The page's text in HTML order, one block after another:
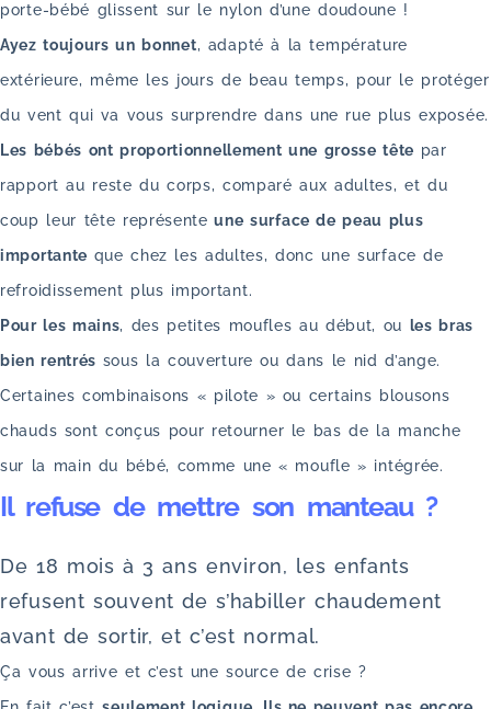
porte-bébé glissent sur le nylon d’une doudoune !
Ayez toujours un bonnet, adapté à la température
extérieure, même les jours de beau temps, pour le protéger
du vent qui va vous surprendre dans une rue plus exposée.
Les bébés ont proportionnellement une grosse tête par
rapport au reste du corps, comparé aux adultes, et du
coup leur tête représente une surface de peau plus
importante que chez les adultes, donc une surface de
refroidissement plus important.
Pour les mains, des petites moufles au début, ou les bras
bien rentrés sous la couverture ou dans le nid d’ange.
Certaines combinaisons « pilote » ou certains blousons
chauds sont conçus pour retourner le bas de la manche
sur la main du bébé, comme une « moufle » intégrée.
Il refuse de mettre son manteau ?
De 18 mois à 3 ans environ, les enfants
refusent souvent de s’habiller chaudement
avant de sortir, et c’est normal.
Ça vous arrive et c’est une source de crise ?